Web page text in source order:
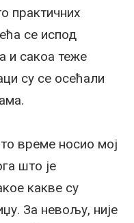
практичних
се испод
и сакоа теже
су се осећали
време носио мој
што је
какве су
За невољу, није